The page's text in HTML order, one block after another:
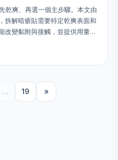
乾爽、再選一個主步驟。本文由
拆解暗瘡貼需要特定乾爽表面和
改變黏附與接觸，並提供用量、
… 19 »